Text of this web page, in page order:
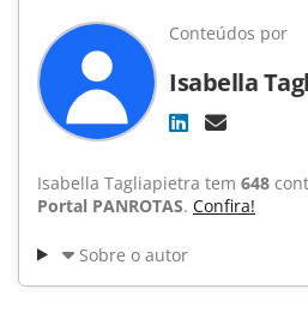
Conteúdos por
Isabella
Isabella Tagliapietra tem 648
Portal PANROTAS. Confira!
Sobre o autor